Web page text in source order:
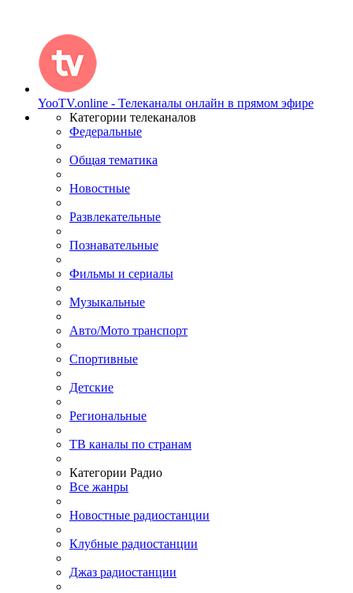
YooTV.online - Телеканалы онлайн в прямом эфире
Категории телеканалов
Федеральные
Общая тематика
Новостные
Развлекательные
Познавательные
Фильмы и сериалы
Музыкальные
Авто/Мото транспорт
Спортивные
Детские
Региональные
ТВ каналы по странам
Категории Радио
Все жанры
Новостные радиостанции
Клубные радиостанции
Джаз радиостанции